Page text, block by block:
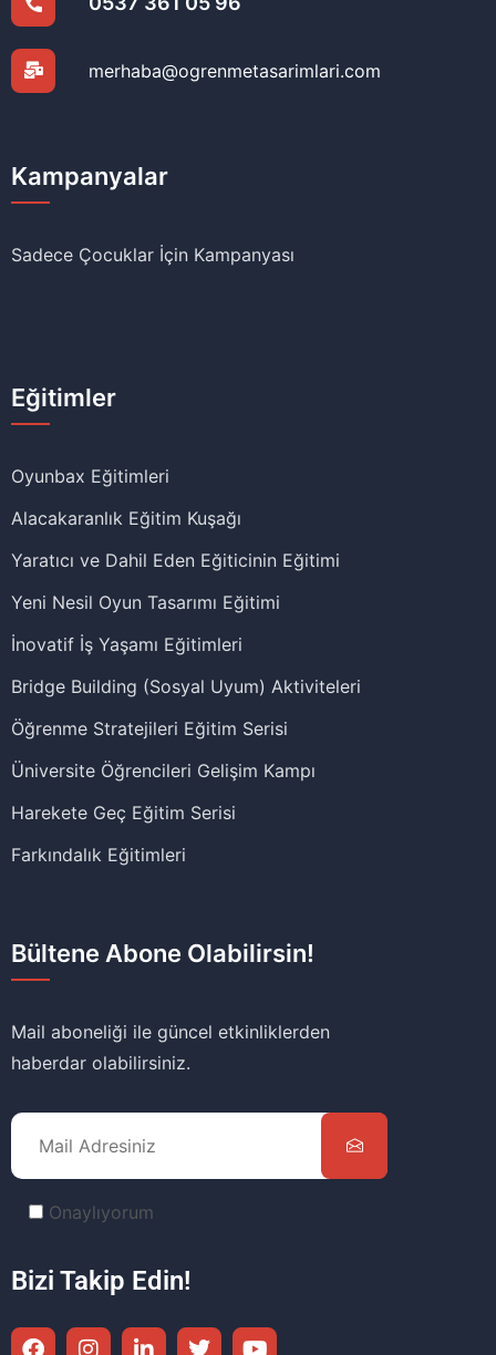
merhaba@ogrenmetasarimlari.com
Kampanyalar
Sadece Çocuklar İçin Kampanyası
Eğitimler
Oyunbax Eğitimleri
Alacakaranlık Eğitim Kuşağı
Yaratıcı ve Dahil Eden Eğiticinin Eğitimi
Yeni Nesil Oyun Tasarımı Eğitimi
İnovatif İş Yaşamı Eğitimleri
Bridge Building (Sosyal Uyum) Aktiviteleri
Öğrenme Stratejileri Eğitim Serisi
Üniversite Öğrencileri Gelişim Kampı
Harekete Geç Eğitim Serisi
Farkındalık Eğitimleri
Bültene Abone Olabilirsin!
Mail aboneliği ile güncel etkinliklerden
haberdar olabilirsiniz.
Onaylıyorum
Bizi Takip Edin!